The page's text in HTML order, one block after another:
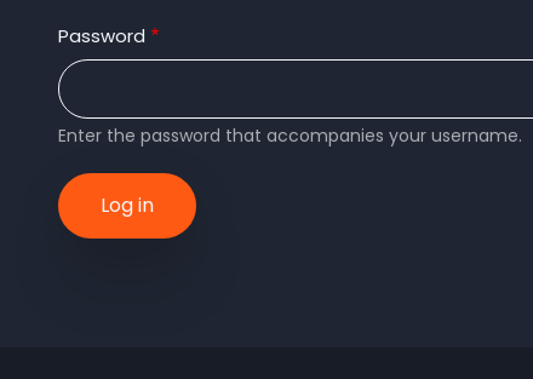
Password
Enter the password that accompanies your username.